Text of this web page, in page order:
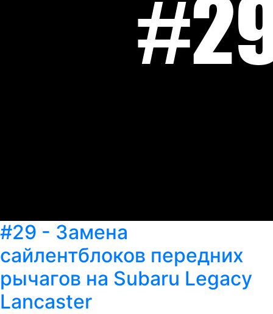
#29 - Замена
сайлентблоков передних
рычагов на Subaru Legacy
Lancaster